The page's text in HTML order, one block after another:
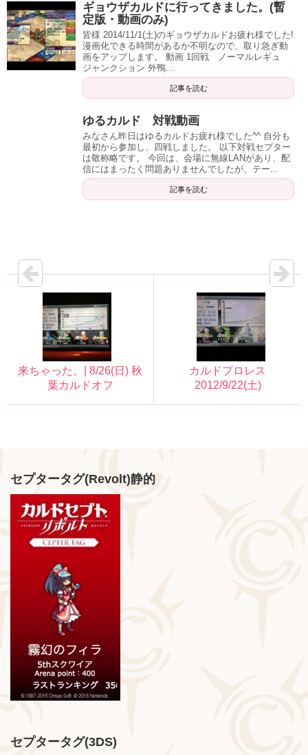
ギョウザカルドに行ってきました。(暫
定版・動画のみ)
皆様 2014/11/1(土)のギョウザカルドお疲れ様でした!
漫画化できる時間があるか不明なので、取り急ぎ動
画をアップします。 動画 1回戦 ノーマルレギュ
ジャンクション 外鴨...
記事を読む
ゆるカルド 対戦動画
みなさん昨日はゆるカルドお疲れ様でした^^ 自分も
最初から参加し、四戦しました。 以下対戦セプター
は敬称略です。 今回は、会場に無線LANがあり、配
信にはまったく問題ありませんでしたが、テー...
記事を読む
来ちゃった。| 8/26(日) 秋
葉カルドオフ
カルドプロレス
2012/9/22(土)
セプタータグ(Revolt)静的
セプタータグ(3DS)